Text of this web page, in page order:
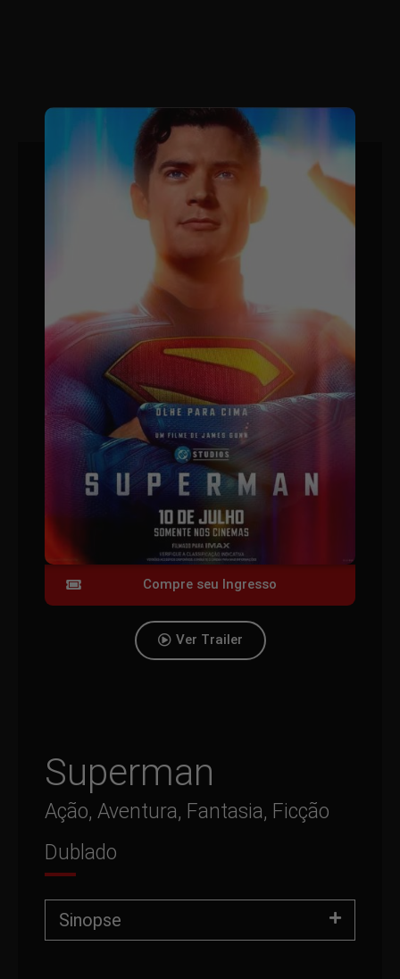
Compre seu Ingresso
Ver Trailer
Superman
Ação, Aventura, Fantasia, Ficção
Dublado
Sinopse